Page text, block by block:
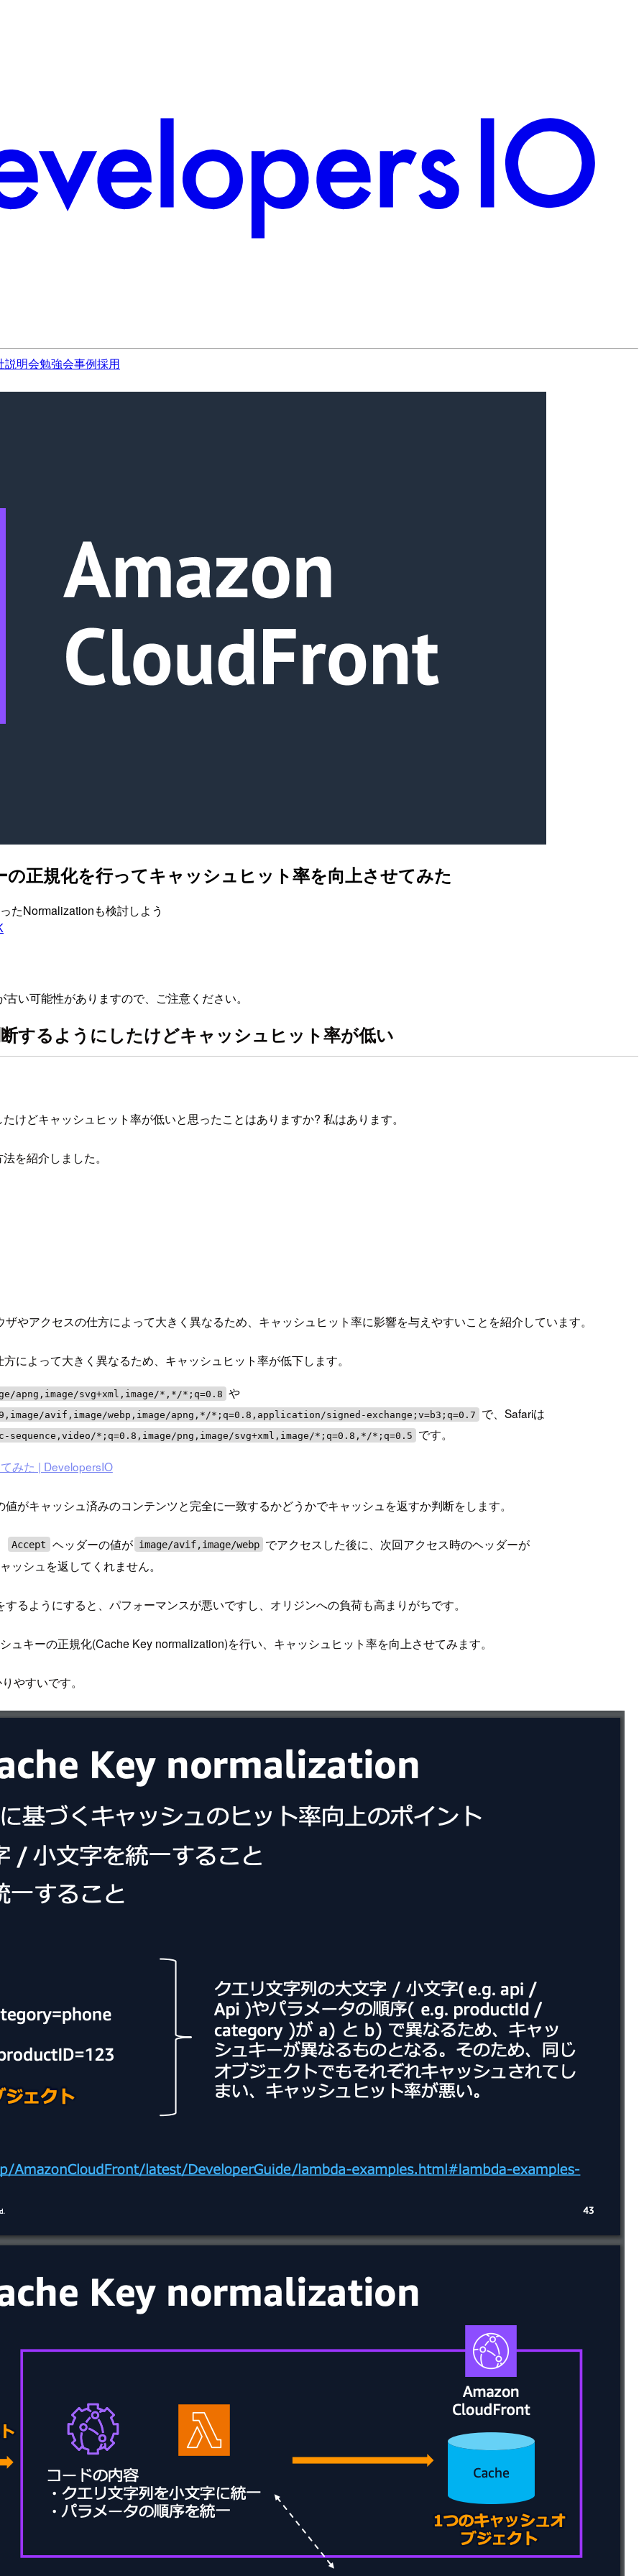
説明会勉強会事例採用
正規化を行ってキャッシュヒット率を向上させてみた
たNormalizationも検討しよう
い可能性がありますので、ご注意ください。
するようにしたけどキャッシュヒット率が低い
けどキャッシュヒット率が低いと思ったことはありますか? 私はあります。
を紹介しました。
ザやアクセスの仕方によって大きく異なるため、キャッシュヒット率に影響を与えやすいことを紹介しています。
によって大きく異なるため、キャッシュヒット率が低下します。
apng,image/svg+xml,image/*,*/*;q=0.8 や
avif,image/webp,image/apng,*/*;q=0.8,application/signed-exchange;v=b3;q=0.7 で、Safariは
*;q=0.8,image/png,image/svg+xml,image/*;q=0.8,*/*;q=0.5 です。
みた | DevelopersIO
がキャッシュ済みのコンテンツと完全に一致するかどうかでキャッシュを返すか判断をします。
Accept ヘッダーの値が image/avif,image/webp でアクセスした後に、次回アクセス時のヘッダーが
ッシュを返してくれません。
るようにすると、パフォーマンスが悪いですし、オリジンへの負荷も高まりがちです。
キーの正規化(Cache Key normalization)を行い、キャッシュヒット率を向上させてみます。
やすいです。